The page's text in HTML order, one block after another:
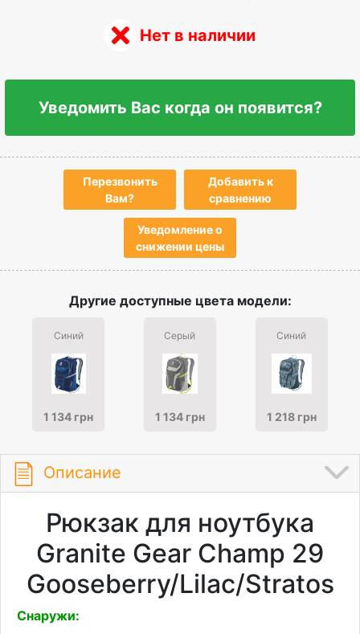
Нет в наличии
Уведомить Вас когда он появится?
Перезвонить
Вам?
Добавить к
сравнению
Уведомление о
снижении цены
Другие доступные цвета модели:
Синий
1 134 грн
Серый
1 134 грн
Синий
1 218 грн
Описание
Рюкзак для ноутбука
Granite Gear Champ 29
Gooseberry/Lilac/Stratos
Снаружи: